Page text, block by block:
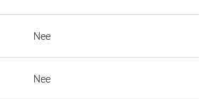
Nee
Nee